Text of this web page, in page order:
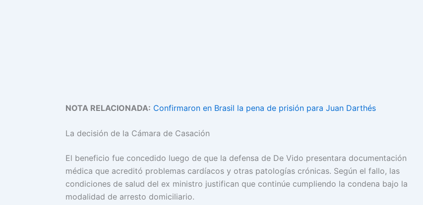
NOTA RELACIONADA: Confirmaron en Brasil la pena de prisión para Juan Darthés
La decisión de la Cámara de Casación
El beneficio fue concedido luego de que la defensa de De Vido presentara documentación
médica que acreditó problemas cardíacos y otras patologías crónicas. Según el fallo, las
condiciones de salud del ex ministro justifican que continúe cumpliendo la condena bajo la
modalidad de arresto domiciliario.